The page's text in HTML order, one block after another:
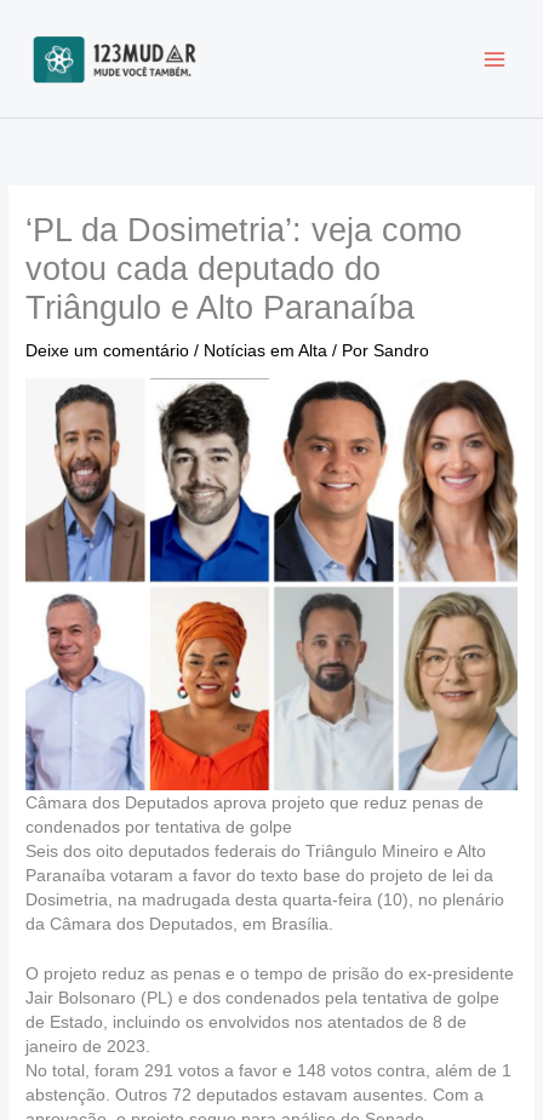
para
conteúdo
‘PL da Dosimetria’: veja como
votou cada deputado do
Triângulo e Alto Paranaíba
Deixe um comentário / Notícias em Alta / PorSandro
Câmara dos Deputados aprova projeto que reduz penas de
condenados por tentativa de golpe
Seis dos oito deputados federais do Triângulo Mineiro e Alto
Paranaíba votaram a favor do texto base do projeto de lei da
Dosimetria, na madrugada desta quarta-feira (10), no plenário
da Câmara dos Deputados, em Brasília.
O projeto reduz as penas e o tempo de prisão do ex-presidente
Jair Bolsonaro (PL) e dos condenados pela tentativa de golpe
de Estado, incluindo os envolvidos nos atentados de 8 de
janeiro de 2023.
No total, foram 291 votos a favor e 148 votos contra, além de 1
abstenção. Outros 72 deputados estavam ausentes. Com a